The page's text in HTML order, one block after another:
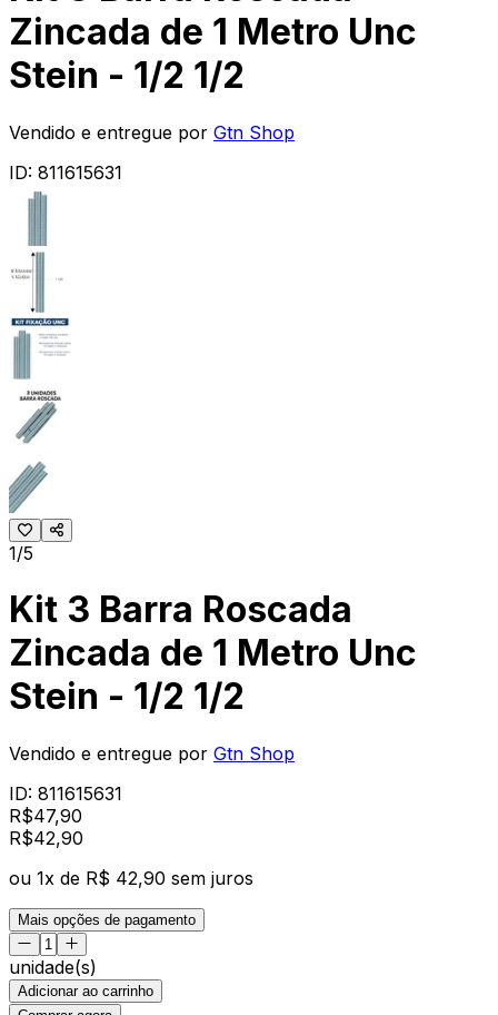
Zincada de 1 Metro Unc
Stein - 1/2 1/2
Vendido e entregue por Gtn Shop
ID: 811615631
1/5
Kit 3 Barra Roscada
Zincada de 1 Metro Unc
Stein - 1/2 1/2
Vendido e entregue por Gtn Shop
ID: 811615631
R$47,90
R$42,90
ou 1x de R$ 42,90 sem juros
Mais opções de pagamento
unidade(s)
Adicionar ao carrinho